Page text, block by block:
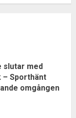
slutar med
– Sporthänt
omgången